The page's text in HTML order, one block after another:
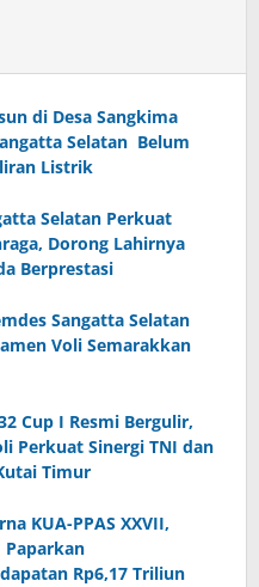
di Desa Sangkima
Selatan Belum
Listrik
Selatan Perkuat
Dorong Lahirnya
Berprestasi
Sangatta Selatan
Voli Semarakkan
Cup I Resmi Bergulir,
Perkuat Sinergi TNI dan
Timur
KUA-PPAS XXVII,
Rp6,17 Triliun